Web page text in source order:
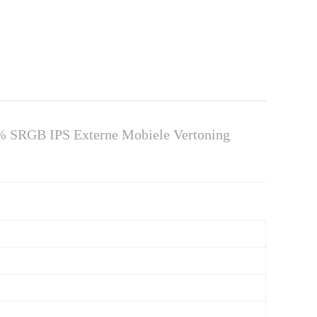
SRGB IPS Externe Mobiele Vertoning